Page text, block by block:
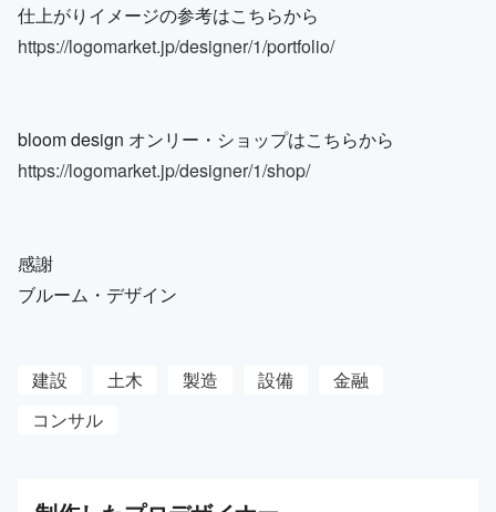
仕上がりイメージの参考はこちらから
https://logomarket.jp/designer/1/portfolio/
bloom design オンリー・ショップはこちらから
https://logomarket.jp/designer/1/shop/
感謝
ブルーム・デザイン
建設 土木 製造 設備
金融
コンサル